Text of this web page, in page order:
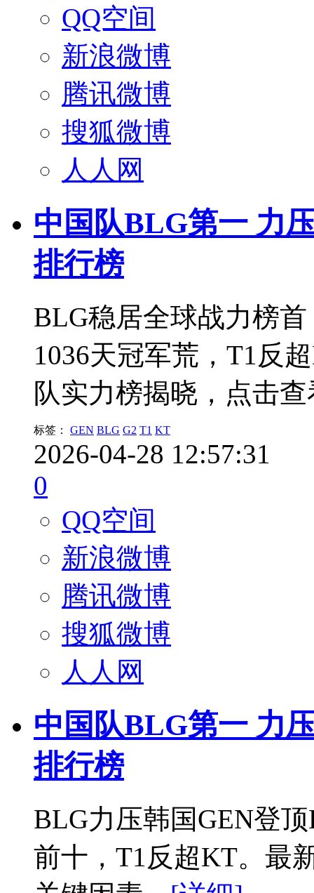
QQ空间
新浪微博
腾讯微博
搜狐微博
人人网
中国队BLG第一 力
排行榜
BLG稳居全球战力榜
1036天冠军荒，T1反
队实力榜揭晓，点击
标签： GEN BLG G2 T1 KT
2026-04-28 12:57:31
0
QQ空间
新浪微博
腾讯微博
搜狐微博
人人网
中国队BLG第一 力
排行榜
BLG力压韩国GEN登
前十，T1反超KT。最